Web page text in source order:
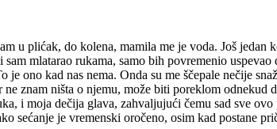
u plićak, do kolena, mamila me je voda. Još
mlatarao rukama, samo bih povremenio
ono kad nas nema. Onda su me ščepale nečije
znam ništa o njemu, može biti poreklom odnekud
i moja dečija glava, zahvaljujući čemu sad sve
sećanje je vremenski oročeno, osim kad postane